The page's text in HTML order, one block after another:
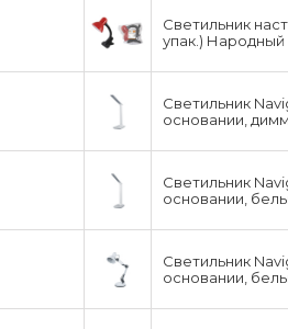
Светильник
упак.) Народный
Светильник
основании,
Светильник
основании,
Светильник
основании,